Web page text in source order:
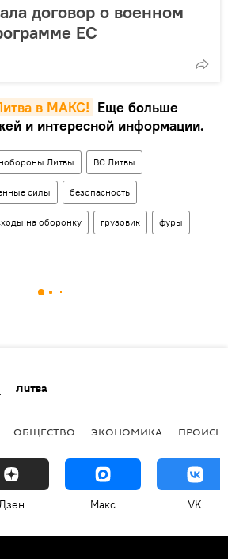
договор о военном
ЕС
в MAКС! Еще больше
и интересной информации.
Литвы ВС Литвы
силы безопасность
на оборонку грузовик фуры
Литва
ОБЩЕСТВО ЭКОНОМИКА
Макс VK